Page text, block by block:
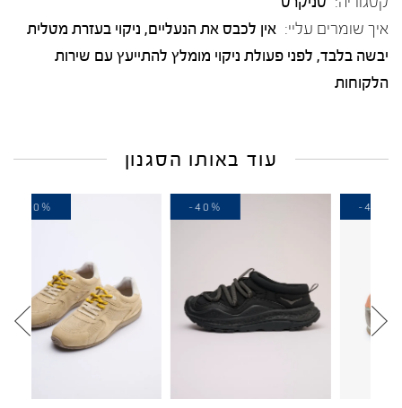
איך שומרים עליי: אין לכבס את הנעליים, ניקוי בעזרת מטלית
יבשה בלבד, לפני פעולת ניקוי מומלץ להתייעץ עם שירות
הלקוחות
עוד באותו הסגנון
-40%
-40%